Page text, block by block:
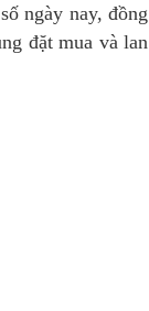
ngày nay, đồng
đặt mua và lan